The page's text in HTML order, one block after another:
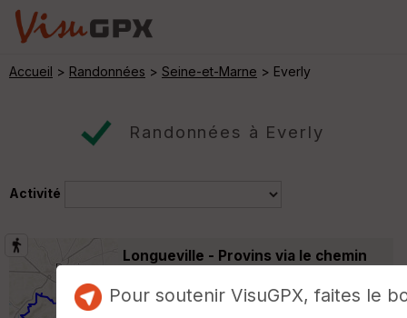
Accueil > Randonnées > Seine-et-Marne > Everly
Randonnées à Everly
Activité
Longueville - Provins via le chemin
27 km
Pour soutenir VisuGPX, faites le